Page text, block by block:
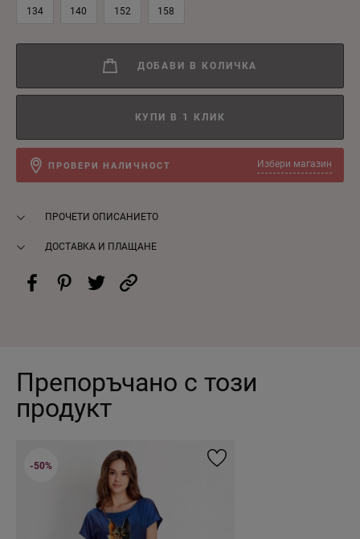
134 140 152 158
ДОБАВИ В КОЛИЧКА
КУПИ В 1 КЛИК
ПРОВЕРИ НАЛИЧНОСТ Избери магазин
ПРОЧЕТИ ОПИСАНИЕТО
ДОСТАВКА И ПЛАЩАНЕ
Препоръчано с този
продукт
-50%